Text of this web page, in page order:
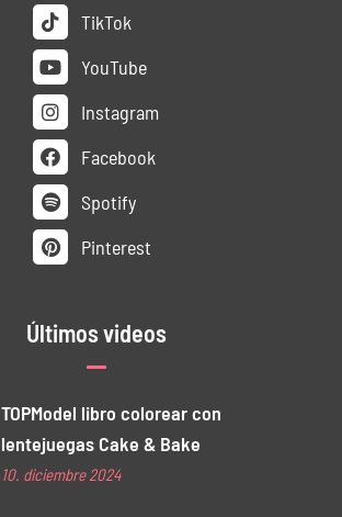
TikTok
YouTube
Instagram
Facebook
Spotify
Pinterest
Últimos videos
TOPModel libro colorear con
lentejuegas Cake & Bake
10. diciembre 2024